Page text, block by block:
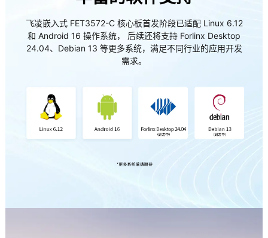
飞凌嵌入式 FET3572-C 核心板首发阶段已适配 Linux 6.12
和 Android 16 操作系统， 后续还将支持 Forlinx Desktop
24.04、Debian 13 等更多系统，满足不同行业的应用开发
需求。